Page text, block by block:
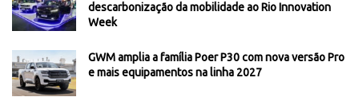
descarbonização da mobilidade ao Rio Innovation
Week
GWM amplia a família Poer P30 com nova versão Pro
e mais equipamentos na linha 2027